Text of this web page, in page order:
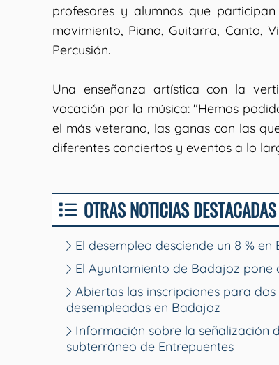
profesores y alumnos que
movimiento, Piano, Guitarra, Canto,
Percusión.
Una enseñanza artística con la
vocación por la música: "Hemos
el más veterano, las ganas con las
diferentes conciertos y eventos a lo
OTRAS NOTICIAS DESTACADAS
El desempleo desciende un 8 %
El Ayuntamiento de Badajoz
Abiertas las inscripciones para
desempleadas en Badajoz
Información sobre la señalización
subterráneo de Entrepuentes